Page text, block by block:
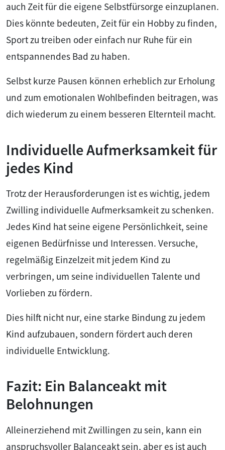
auch Zeit für die eigene Selbstfürsorge einzuplanen.
Dies könnte bedeuten, Zeit für ein Hobby zu finden,
Sport zu treiben oder einfach nur Ruhe für ein
entspannendes Bad zu haben.
Selbst kurze Pausen können erheblich zur Erholung
und zum emotionalen Wohlbefinden beitragen, was
dich wiederum zu einem besseren Elternteil macht.
Individuelle Aufmerksamkeit für
jedes Kind
Trotz der Herausforderungen ist es wichtig, jedem
Zwilling individuelle Aufmerksamkeit zu schenken.
Jedes Kind hat seine eigene Persönlichkeit, seine
eigenen Bedürfnisse und Interessen. Versuche,
regelmäßig Einzelzeit mit jedem Kind zu
verbringen, um seine individuellen Talente und
Vorlieben zu fördern.
Dies hilft nicht nur, eine starke Bindung zu jedem
Kind aufzubauen, sondern fördert auch deren
individuelle Entwicklung.
Fazit: Ein Balanceakt mit
Belohnungen
Alleinerziehend mit Zwillingen zu sein, kann ein
anspruchsvoller Balanceakt sein, aber es ist auch